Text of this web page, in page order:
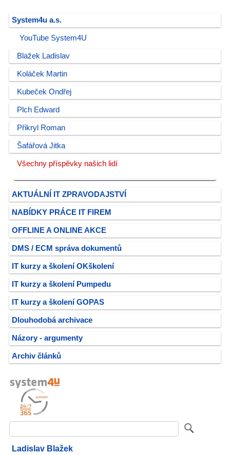
System4u a.s.
YouTube System4U
Blažek Ladislav
Koláček Martin
Kubeček Ondřej
Plch Edward
Přikryl Roman
Šafářová Jitka
Všechny příspěvky našich lidí
AKTUÁLNÍ IT ZPRAVODAJSTVÍ
NABÍDKY PRÁCE IT FIREM
OFFLINE A ONLINE AKCE
DMS / ECM správa dokumentů
IT kurzy a školení OKškolení
IT kurzy a školení Pumpedu
IT kurzy a školení GOPAS
Dlouhodobá archivace
Názory - argumenty
Archiv článků
Ladislav Blažek